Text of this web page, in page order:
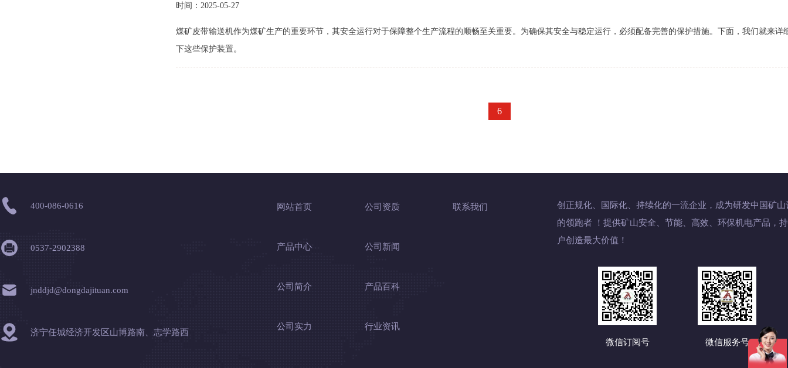
时间：2025-05-27
煤矿皮带输送机作为煤矿生产的重要环节，其安全运行对于保障整个生产流程的顺畅至关重要。为确保其安全与稳定运行，必须配备完善的保护措施。下面，我们就来详
下这些保护装置。
6
400-086-0616
0537-2902388
jnddjd@dongdajituan.com
济宁任城经济开发区山博路南、志学路西
网站首页
产品中心
公司简介
公司实力
公司资质
公司新闻
产品百科
行业资讯
联系我们
创正规化、国际化、持续化的一流企业，成为研发中国矿山
的领跑者 ！提供矿山安全、节能、高效、环保机电产品，
户创造最大价值！
微信订阅号 微信服务号